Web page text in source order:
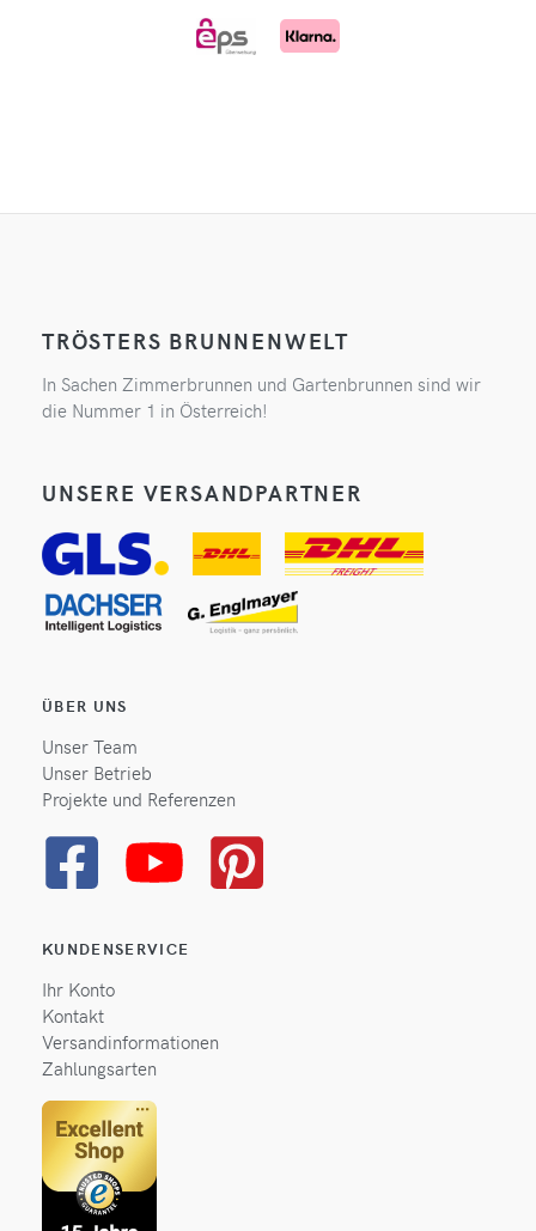
TRÖSTERS BRUNNENWELT
In Sachen Zimmerbrunnen und Gartenbrunnen sind wir
die Nummer 1 in Österreich!
UNSERE VERSANDPARTNER
ÜBER UNS
Unser Team
Unser Betrieb
Projekte und Referenzen
KUNDENSERVICE
Ihr Konto
Kontakt
Versandinformationen
Zahlungsarten